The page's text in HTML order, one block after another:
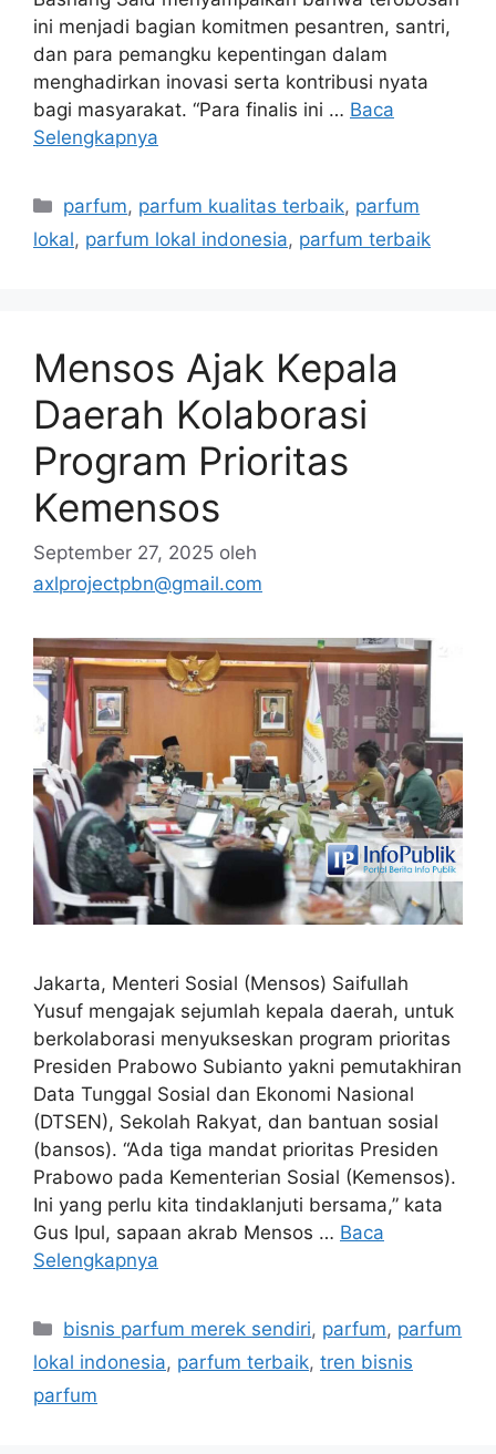
ini menjadi bagian komitmen pesantren, santri,
dan para pemangku kepentingan dalam
menghadirkan inovasi serta kontribusi nyata
bagi masyarakat. “Para finalis ini … Baca
Selengkapnya
Kategori
parfum, parfum kualitas terbaik, parfum
lokal, parfum lokal indonesia, parfum terbaik
Mensos Ajak Kepala
Daerah Kolaborasi
Program Prioritas
Kemensos
September 27, 2025 oleh
axlprojectpbn@gmail.com
Jakarta, Menteri Sosial (Mensos) Saifullah
Yusuf mengajak sejumlah kepala daerah, untuk
berkolaborasi menyukseskan program prioritas
Presiden Prabowo Subianto yakni pemutakhiran
Data Tunggal Sosial dan Ekonomi Nasional
(DTSEN), Sekolah Rakyat, dan bantuan sosial
(bansos). “Ada tiga mandat prioritas Presiden
Prabowo pada Kementerian Sosial (Kemensos).
Ini yang perlu kita tindaklanjuti bersama,” kata
Gus Ipul, sapaan akrab Mensos … Baca
Selengkapnya
Kategori
bisnis parfum merek sendiri, parfum, parfum
lokal indonesia, parfum terbaik, tren bisnis
parfum